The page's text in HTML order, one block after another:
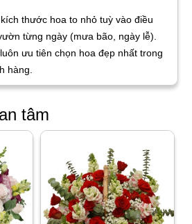
thước hoa to nhỏ tuỳ vào điều
từng ngày (mưa bão, ngày lễ).
ưu tiên chọn hoa đẹp nhất trong
hàng.
tâm